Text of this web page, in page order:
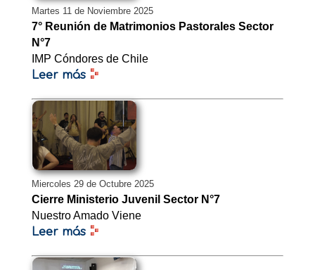
Martes 11 de Noviembre 2025
7° Reunión de Matrimonios Pastorales Sector
N°7
IMP Cóndores de Chile
Leer más
Miercoles 29 de Octubre 2025
Cierre Ministerio Juvenil Sector N°7
Nuestro Amado Viene
Leer más